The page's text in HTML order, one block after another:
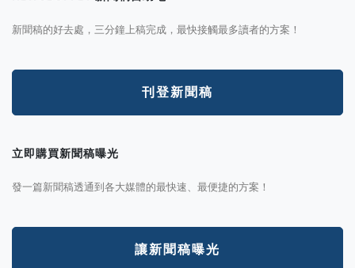
新聞稿的好去處，三分鐘上稿完成，最快接觸最多讀者的方案！
刊登新聞稿
立即購買新聞稿曝光
發一篇新聞稿透通到各大媒體的最快速、最便捷的方案！
讓新聞稿曝光